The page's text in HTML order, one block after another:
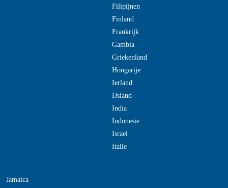
Filipijnen
Finland
Frankrijk
Gambia
Griekenland
Hongarije
Ierland
IJsland
India
Indonesie
Israel
Italie
Jamaica